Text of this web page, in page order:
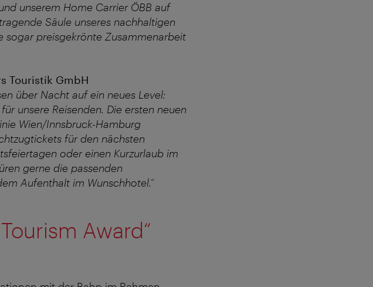
unserem Home Carrier ÖBB auf
Säule unseres nachhaltigen
sogar preisgekrönte Zusammenarbeit
Touristik GmbH
über Nacht auf ein neues Level:
unsere Reisenden. Die ersten neuen
Wien/Innsbruck-Hamburg
für den nächsten
oder einen Kurzurlaub im
gerne die passenden
Aufenthalt im Wunschhotel.“
Award“